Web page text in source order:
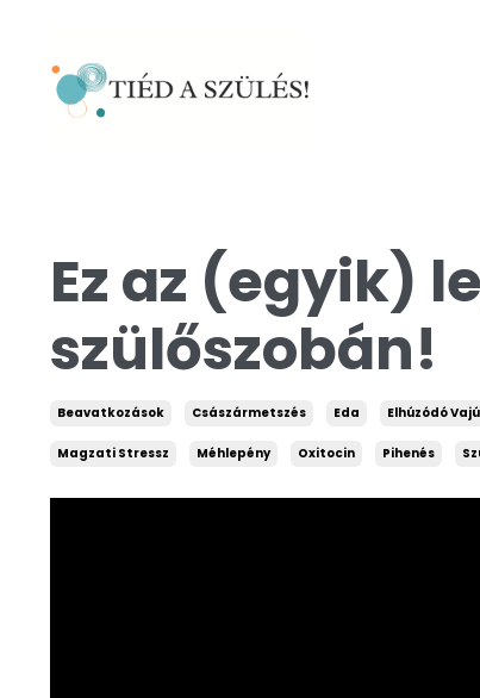
Ez az (egyik)
szülőszobán!
Beavatkozások Császármetszés Eda Elhúzódó
Magzati Stressz Méhlepény Oxitocin Pihenés